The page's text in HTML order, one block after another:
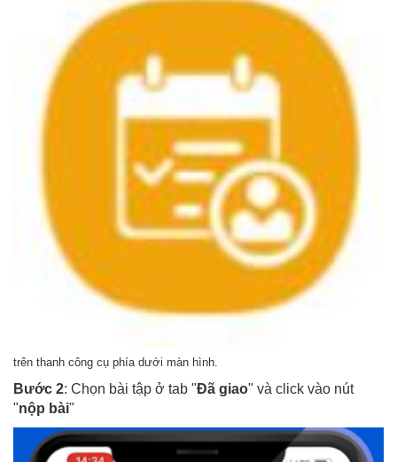
trên thanh công cụ phía dưới màn hình.
Bước 2: Chọn bài tập ở tab "Đã giao" và click vào nút
"nộp bài"